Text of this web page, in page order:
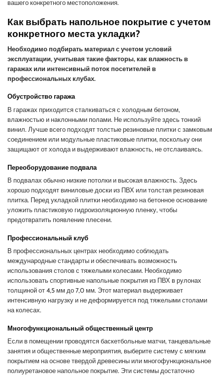
вашего конкретного местоположения.
Как выбрать напольное покрытие с учетом
конкретного места укладки?
Необходимо подбирать материал с учетом условий
эксплуатации, учитывая такие факторы, как влажность в
гаражах или интенсивный поток посетителей в
профессиональных клубах.
Обустройство гаража
В гаражах приходится сталкиваться с холодным бетоном,
влажностью и наклонными полами. Не используйте здесь тонкий
винил. Лучше всего подходят толстые резиновые плитки с замковым
соединением или модульные пластиковые плитки, поскольку они
защищают от холода и выдерживают влажность, не отслаиваясь.
Переоборудование подвала
В подвалах обычно низкие потолки и высокая влажность. Здесь
хорошо подходят виниловые доски из ПВХ или толстая резиновая
плитка. Перед укладкой плитки необходимо на бетонное основание
уложить пластиковую гидроизоляционную пленку, чтобы
предотвратить появление плесени.
Профессиональный клуб
В профессиональных центрах необходимо соблюдать
международные стандарты и обеспечивать возможность
использования столов с тяжелыми колесами. Необходимо
использовать спортивные напольные покрытия из ПВХ в рулонах
толщиной от 4,5 мм до 7,0 мм. Этот материал выдерживает
интенсивную нагрузку и не деформируется под тяжелыми столами
на колесах.
Многофункциональный общественный центр
Если в помещении проводятся баскетбольные матчи, танцевальные
занятия и общественные мероприятия, выберите систему с мягким
покрытием на основе твердой древесины или многофункциональное
полиуретановое напольное покрытие. Эти системы достаточно